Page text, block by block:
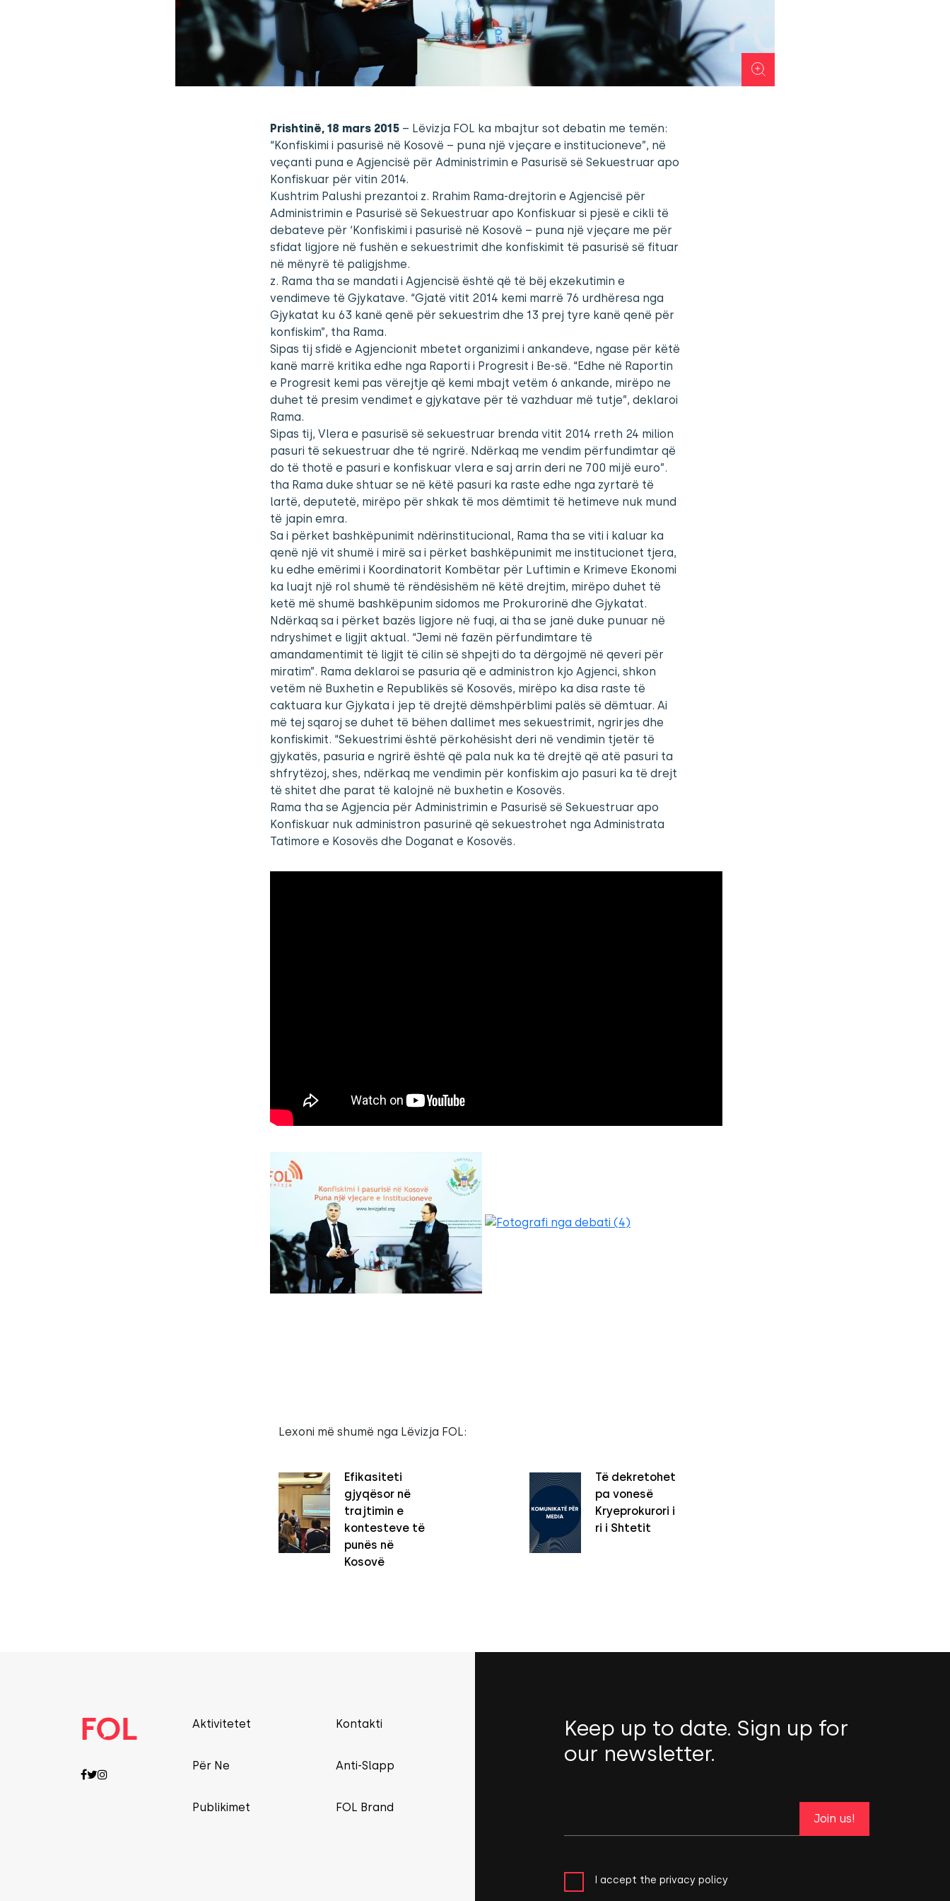
Prishtinë, 18 mars 2015 – Lëvizja FOL ka mbajtur sot debatin me temën:
“Konfiskimi i pasurisë në Kosovë – puna një vjeçare e institucioneve”, në
veçanti puna e Agjencisë për Administrimin e Pasurisë së Sekuestruar apo
Konfiskuar për vitin 2014.
Kushtrim Palushi prezantoi z. Rrahim Rama-drejtorin e Agjencisë për
Administrimin e Pasurisë së Sekuestruar apo Konfiskuar si pjesë e cikli të
debateve për ‘Konfiskimi i pasurisë në Kosovë – puna një vjeçare me për
sfidat ligjore në fushën e sekuestrimit dhe konfiskimit të pasurisë së fituar
në mënyrë të paligjshme.
z. Rama tha se mandati i Agjencisë është që të bëj ekzekutimin e
vendimeve të Gjykatave. “Gjatë vitit 2014 kemi marrë 76 urdhëresa nga
Gjykatat ku 63 kanë qenë për sekuestrim dhe 13 prej tyre kanë qenë për
konfiskim”, tha Rama.
Sipas tij sfidë e Agjencionit mbetet organizimi i ankandeve, ngase për këtë
kanë marrë kritika edhe nga Raporti i Progresit i Be-së. “Edhe në Raportin
e Progresit kemi pas vërejtje që kemi mbajt vetëm 6 ankande, mirëpo ne
duhet të presim vendimet e gjykatave për të vazhduar më tutje”, deklaroi
Rama.
Sipas tij, Vlera e pasurisë së sekuestruar brenda vitit 2014 rreth 24 milion
pasuri të sekuestruar dhe të ngrirë. Ndërkaq me vendim përfundimtar që
do të thotë e pasuri e konfiskuar vlera e saj arrin deri ne 700 mijë euro”.
tha Rama duke shtuar se në këtë pasuri ka raste edhe nga zyrtarë të
lartë, deputetë, mirëpo për shkak të mos dëmtimit të hetimeve nuk mund
të japin emra.
Sa i përket bashkëpunimit ndërinstitucional, Rama tha se viti i kaluar ka
qenë një vit shumë i mirë sa i përket bashkëpunimit me institucionet tjera,
ku edhe emërimi i Koordinatorit Kombëtar për Luftimin e Krimeve Ekonomi
ka luajt një rol shumë të rëndësishëm në këtë drejtim, mirëpo duhet të
ketë më shumë bashkëpunim sidomos me Prokurorinë dhe Gjykatat.
Ndërkaq sa i përket bazës ligjore në fuqi, ai tha se janë duke punuar në
ndryshimet e ligjit aktual. “Jemi në fazën përfundimtare të
amandamentimit të ligjit të cilin së shpejti do ta dërgojmë në qeveri për
miratim”. Rama deklaroi se pasuria që e administron kjo Agjenci, shkon
vetëm në Buxhetin e Republikës së Kosovës, mirëpo ka disa raste të
caktuara kur Gjykata i jep të drejtë dëmshpërblimi palës së dëmtuar. Ai
më tej sqaroj se duhet të bëhen dallimet mes sekuestrimit, ngrirjes dhe
konfiskimit. “Sekuestrimi është përkohësisht deri në vendimin tjetër të
gjykatës, pasuria e ngrirë është që pala nuk ka të drejtë që atë pasuri ta
shfrytëzoj, shes, ndërkaq me vendimin për konfiskim ajo pasuri ka të drejt
të shitet dhe parat të kalojnë në buxhetin e Kosovës.
Rama tha se Agjencia për Administrimin e Pasurisë së Sekuestruar apo
Konfiskuar nuk administron pasurinë që sekuestrohet nga Administrata
Tatimore e Kosovës dhe Doganat e Kosovës.
Lexoni më shumë nga Lëvizja FOL:
Efikasiteti
gjyqësor në
trajtimin e
kontesteve të
punës në
Kosovë
Të dekretohet
pa vonesë
Kryeprokurori i
ri i Shtetit
Aktivitetet
Për Ne
Publikimet
Kontakti
Anti-Slapp
FOL Brand
Keep up to date. Sign up for
our newsletter.
Join us!
I accept the privacy policy